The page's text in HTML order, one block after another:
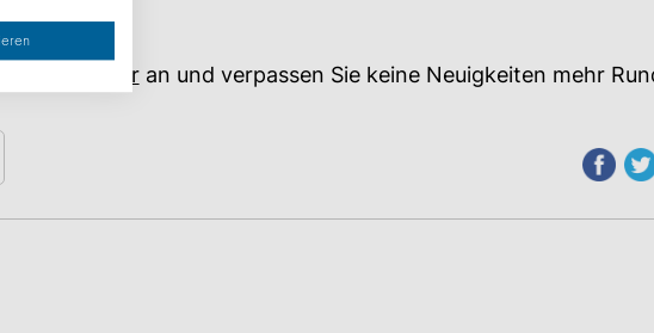
Newsletteran und verpassen Sie keine Neuigkeiten mehr